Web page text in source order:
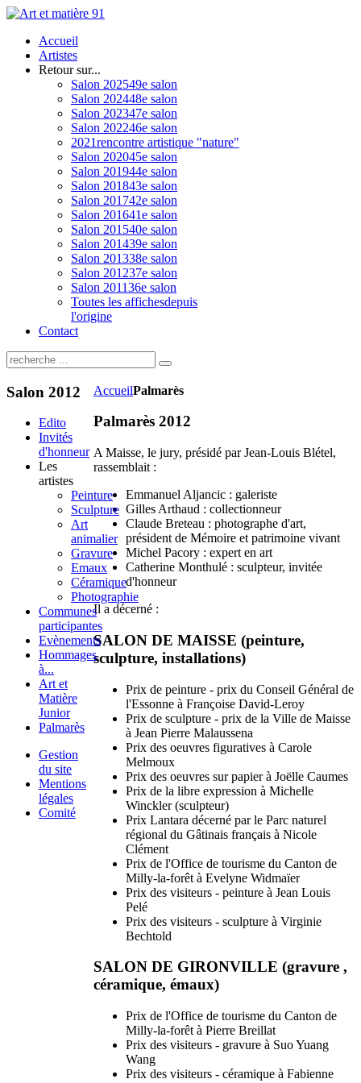
Accueil
Artistes
Retour sur...
Salon 202549e salon
Salon 202448e salon
Salon 202347e salon
Salon 202246e salon
2021rencontre artistique "nature"
Salon 202045e salon
Salon 201944e salon
Salon 201843e salon
Salon 201742e salon
Salon 201641e salon
Salon 201540e salon
Salon 201439e salon
Salon 201338e salon
Salon 201237e salon
Salon 201136e salon
Toutes les affichesdepuis
l'origine
Contact
AccueilPalmarès
Palmarès 2012
A Maisse, le jury, présidé par Jean-Louis Blétel,
rassemblait :
Emmanuel Aljancic : galeriste
Gilles Arthaud : collectionneur
Claude Breteau : photographe d'art,
président de Mémoire et patrimoine vivant
Michel Pacory : expert en art
Catherine Monthulé : sculpteur, invitée
d'honneur
Il a décerné :
SALON DE MAISSE (peinture,
sculpture, installations)
Prix de peinture - prix du Conseil Général de
l'Essonne à Françoise David-Leroy
Prix de sculpture - prix de la Ville de Maisse
à Jean Pierre Malaussena
Prix des oeuvres figuratives à Carole
Melmoux
Prix des oeuvres sur papier à Joëlle Caumes
Prix de la libre expression à Michelle
Winckler (sculpteur)
Prix Lantara décerné par le Parc naturel
régional du Gâtinais français à Nicole
Clément
Prix de l'Office de tourisme du Canton de
Milly-la-forêt à Evelyne Widmaïer
Prix des visiteurs - peinture à Jean Louis
Pelé
Prix des visiteurs - sculpture à Virginie
Bechtold
SALON DE GIRONVILLE (gravure ,
céramique, émaux)
Prix de l'Office de tourisme du Canton de
Milly-la-forêt à Pierre Breillat
Prix des visiteurs - gravure à Suo Yuang
Wang
Prix des visiteurs - céramique à Fabienne
Salon 2012
Edito
Invités
d'honneur
Les
artistes
Peinture
Sculpture
Art
animalier
Gravure
Emaux
Céramique
Photographie
Communes
participantes
Evènements
Hommages
à...
Art et
Matière
Junior
Palmarès
Gestion
du site
Mentions
légales
Comité